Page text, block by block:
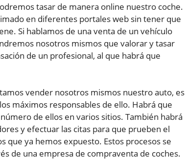
tasar de manera online nuestro coche.
en diferentes portales web sin tener que
Si hablamos de una venta de un vehículo
nosotros mismos que valorar y tasar
de un profesional, al que habrá que
vender nosotros mismos nuestro auto, es
máximos responsables de ello. Habrá que
de ellos en varios sitios. También habrá
y efectuar las citas para que prueben el
que ya hemos expuesto. Estos procesos se
de una empresa de compraventa de coches.